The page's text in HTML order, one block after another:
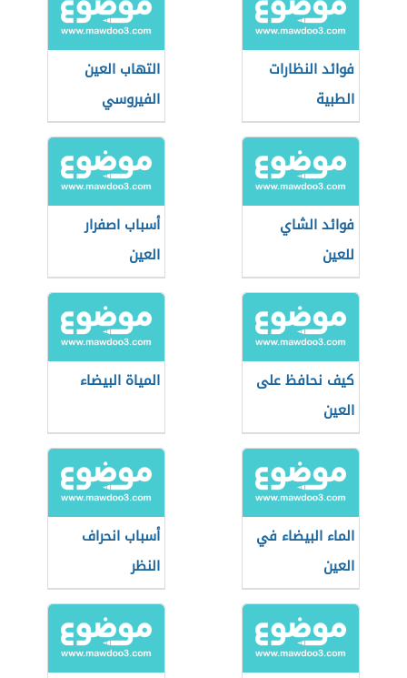
فوائد النظارات
الطبية
التهاب العين
الفيروسي
فوائد الشاي
للعين
أسباب اصفرار
العين
كيف نحافظ على
العين
المياة البيضاء
الماء البيضاء في
العين
أسباب انحراف
النظر